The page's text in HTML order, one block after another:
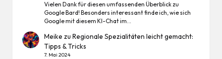
Vielen Dank für diesen umfassenden Überblick zu
Google Bard! Besonders interessant finde ich, wie sich
Google mit diesem KI-Chat im…
Meike zuRegionale Spezialitäten leicht gemacht:
Tipps & Tricks
7. Mai 2024